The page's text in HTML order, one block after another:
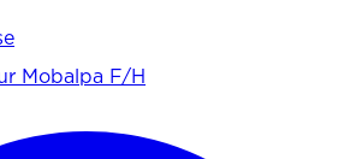
Mobalpa F/H